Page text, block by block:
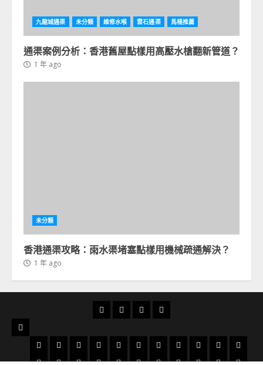
九龍城通渠 未分類 維修水喉 雲石通渠 馬桶推薦
通渠案例分析：香港舊屋點樣用高壓水槍翻新管道？
1 年 ago
未分類
香港通渠攻略：雨水渠堵塞點樣用機械疏通解決？
1 年 ago
首
通
俱
樂
通
分
享
24
時
通
服
地
太
和
太
古
大
角
大
圍
大
埔
火
炭
粉
嶺
北
角
旺
角
荃
灣
天
水
荔 屯 小 藍 沙 火 數 土 洪 柴 慈